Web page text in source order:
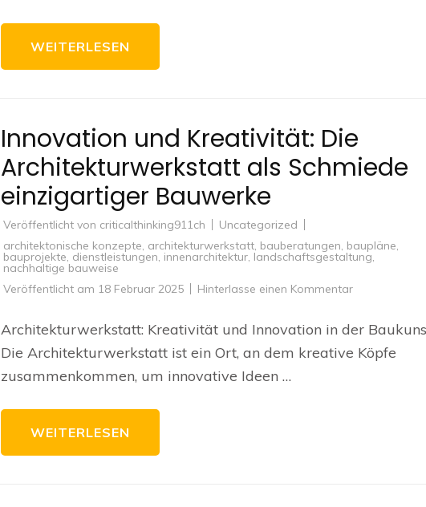
WEITERLESEN
Innovation und Kreativität: Die
Architekturwerkstatt als Schmiede
einzigartiger Bauwerke
Veröffentlicht von criticalthinking911ch
Uncategorized
architektonische konzepte, architekturwerkstatt, bauberatungen, baupläne,
bauprojekte, dienstleistungen, innenarchitektur, landschaftsgestaltung,
nachhaltige bauweise
Veröffentlicht am 18 Februar 2025 Hinterlasse einen Kommentarzu
Kreativität:
Die
als
Architekturwerkstatt: Kreativität und Innovation in der
Die Architekturwerkstatt ist ein Ort, an dem kreative Köpfe
zusammenkommen, um innovative Ideen …
WEITERLESEN